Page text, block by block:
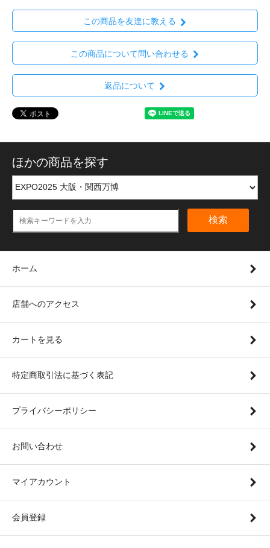
この商品を友達に教える
この商品について問い合わせる
返品について
ほかの商品を探す
検索
ホーム
店舗へのアクセス
カートを見る
特定商取引法に基づく表記
プライバシーポリシー
お問い合わせ
マイアカウント
会員登録